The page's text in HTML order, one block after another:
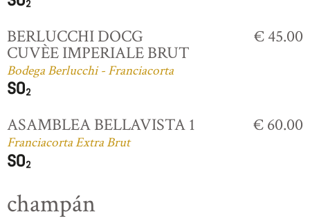
BERLUCCHI DOCG
CUVÈE IMPERIALE BRUT
Bodega Berlucchi - Franciacorta
€ 45.00
ASAMBLEA BELLAVISTA 1
Franciacorta Extra Brut
€ 60.00
champán